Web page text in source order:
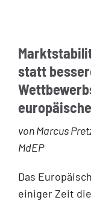
statt
von Marcus
MdEP
Das
einiger Zeit